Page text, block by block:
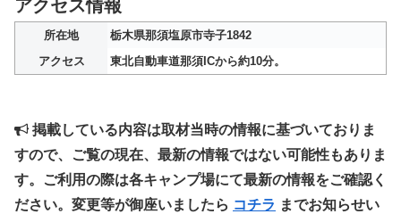
アクセス情報
所在地
栃木県那須塩原市寺子1842
アクセス
東北自動車道那須ICから約10分。
掲載している内容は取材当時の情報に基づいておりま
すので、ご覧の現在、最新の情報ではない可能性もありま
す。ご利用の際は各キャンプ場にて最新の情報をご確認く
ださい。変更等が御座いましたら コチラ までお知らせい